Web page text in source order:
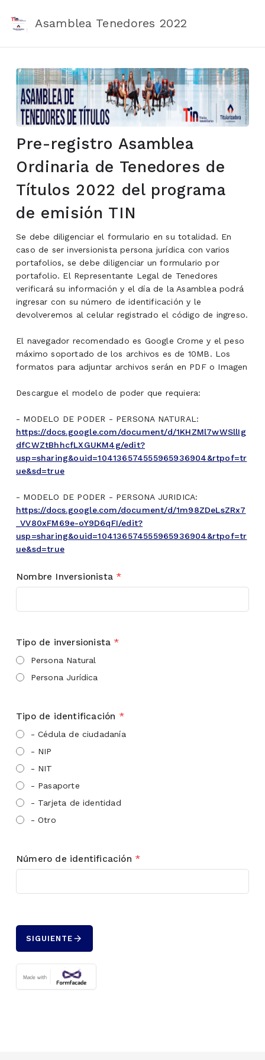
Asamblea Tenedores 2022
Pre-registro Asamblea
Ordinaria de Tenedores de
Títulos 2022 del programa
de emisión TIN
Se debe diligenciar el formulario en su totalidad. En
caso de ser inversionista persona jurídica con varios
portafolios, se debe diligenciar un formulario por
portafolio. El Representante Legal de Tenedores
verificará su información y el día de la Asamblea podrá
ingresar con su número de identificación y le
devolveremos al celular registrado el código de ingreso.
El navegador recomendado es Google Crome y el peso
máximo soportado de los archivos es de 10MB. Los
formatos para adjuntar archivos serán en PDF o Imagen
Descargue el modelo de poder que requiera:
- MODELO DE PODER - PERSONA NATURAL:
https://docs.google.com/document/d/1KHZMl7wWSllIg
dfCWZtBhhcfLXGUKM4g/edit?
usp=sharing&ouid=104136574555965936904&rtpof=tr
ue&sd=true
- MODELO DE PODER - PERSONA JURIDICA:
https://docs.google.com/document/d/1m98ZDeLsZRx7
_VV80xFM69e-oY9D6qFI/edit?
usp=sharing&ouid=104136574555965936904&rtpof=tr
ue&sd=true
Nombre Inversionista *
Tipo de inversionista *
Persona Natural
Persona Jurídica
Tipo de identificación *
- Cédula de ciudadanía
- NIP
- NIT
- Pasaporte
- Tarjeta de identidad
- Otro
Número de identificación *
SIGUIENTE arrow_forward